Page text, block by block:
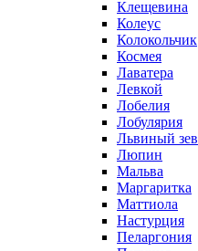
Клещевина
Колеус
Колокольчик
Космея
Лаватера
Левкой
Лобелия
Лобулярия
Львиный зев
Люпин
Мальва
Маргаритка
Маттиола
Настурция
Пеларгония